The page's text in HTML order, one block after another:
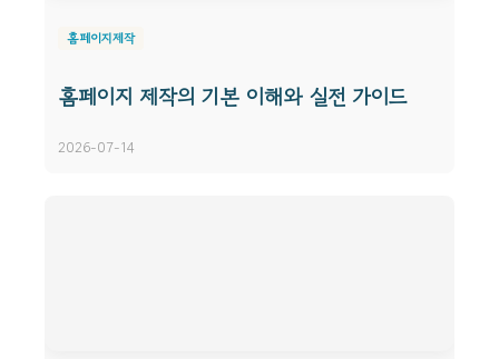
홈페이지제작
홈페이지 제작의 기본 이해와 실전 가이드
2026-07-14